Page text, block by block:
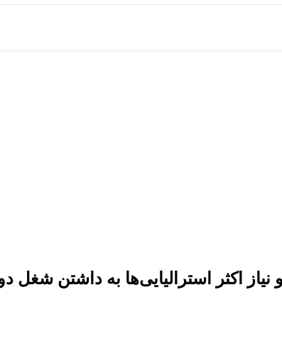
اکثر استرالیایی‌ها به داشتن شغل